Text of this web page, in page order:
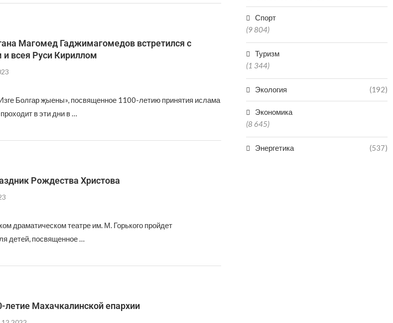
Магомед Гаджимагомедов встретился с
всея Руси Кириллом
Болгар җыены», посвященное 1100-летию принятия ислама
в эти дни в …
Рождества Христова
драматическом театре им. М. Горького пройдет
детей, посвященное …
летие Махачкалинской епархии
Спорт
(9 804)
Туризм
(1 344)
Экология (192)
Экономика
(8 645)
Энергетика (537)